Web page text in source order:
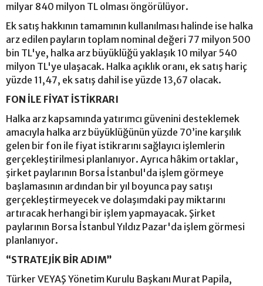
milyar 840 milyon TL olması öngörülüyor.
Ek satış hakkının tamamının kullanılması halinde ise halka
arz edilen payların toplam nominal değeri 77 milyon 500
bin TL'ye, halka arz büyüklüğü yaklaşık 10 milyar 540
milyon TL'ye ulaşacak. Halka açıklık oranı, ek satış hariç
yüzde 11,47, ek satış dahil ise yüzde 13,67 olacak.
FON İLE FİYAT İSTİKRARI
Halka arz kapsamında yatırımcı güvenini desteklemek
amacıyla halka arz büyüklüğünün yüzde 70’ine karşılık
gelen bir fon ile fiyat istikrarını sağlayıcı işlemlerin
gerçekleştirilmesi planlanıyor. Ayrıca hâkim ortaklar,
şirket paylarının Borsa İstanbul'da işlem görmeye
başlamasının ardından bir yıl boyunca pay satışı
gerçekleştirmeyecek ve dolaşımdaki pay miktarını
artıracak herhangi bir işlem yapmayacak. Şirket
paylarının Borsa İstanbul Yıldız Pazar'da işlem görmesi
planlanıyor.
“STRATEJİK BİR ADIM”
Türker VEYAŞ Yönetim Kurulu Başkanı Murat Papila,